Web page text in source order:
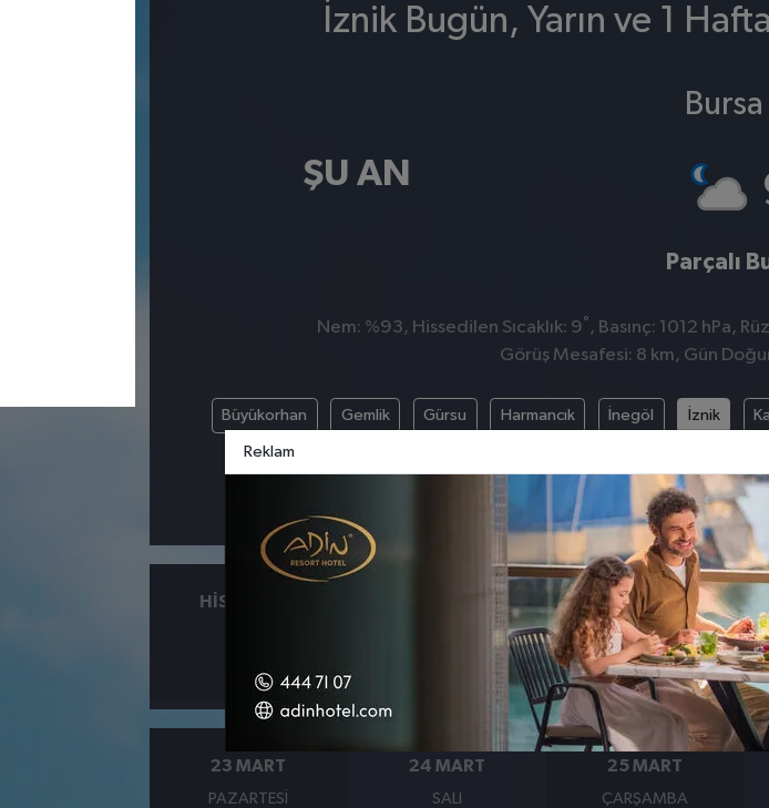
İznik Bugün, Yarın ve 1
ŞU AN
Bursa
Parçalı
Nem: %93, Hissedilen Sıcaklık: 9° , Basınç: 1012 hPa,
Görüş Mesafesi: 8 km, Gün
Büyükorhan Gemlik Gürsu Harmancık İnegöl İznik
HISSEDILEN BASINÇ
1012hpa
23 MART
PAZARTESI
24 MART
SALI
25 MART
ÇARŞAMBA
Reklam